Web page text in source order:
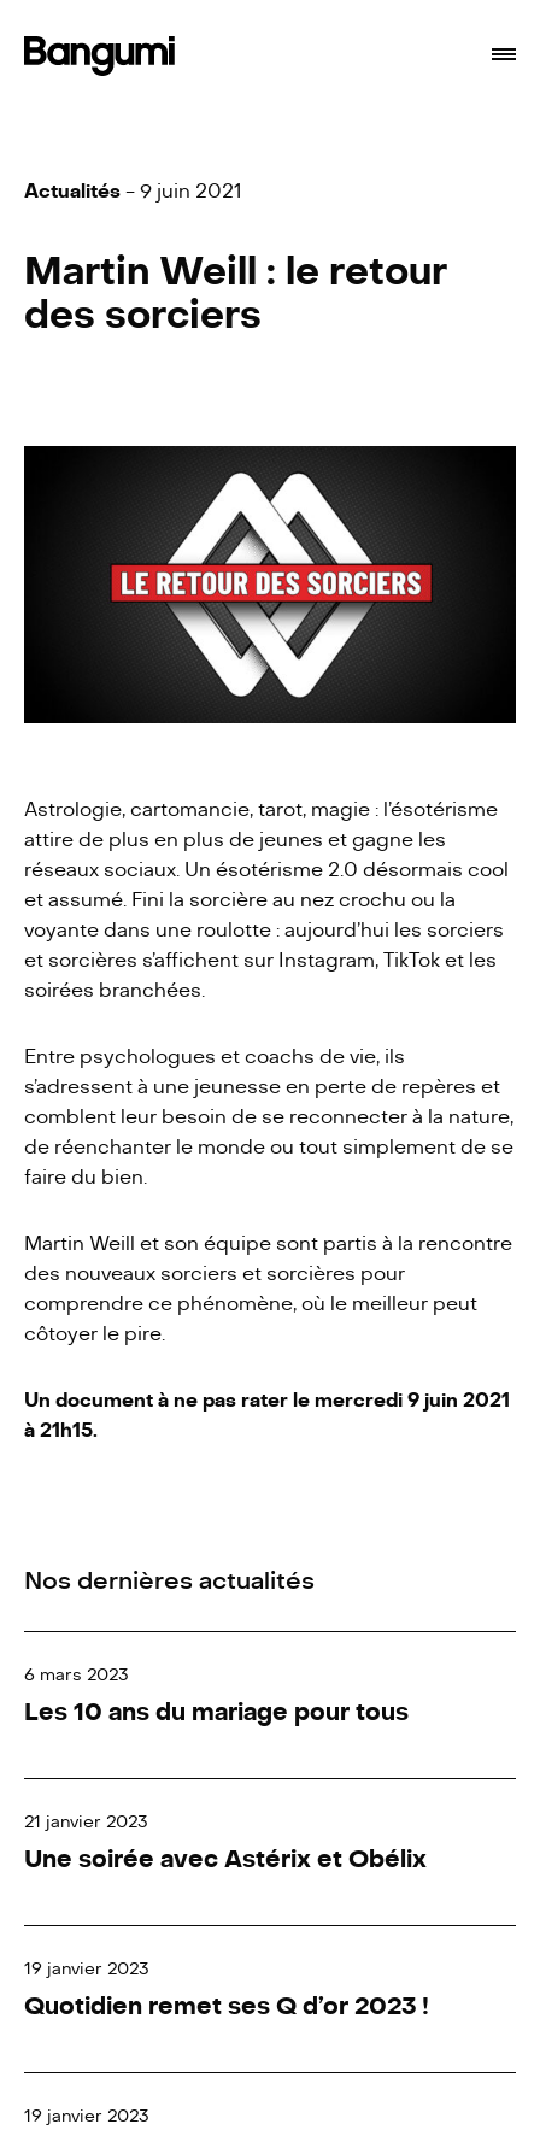
À propos
Branding
Actualités
Contact
Actualités - 9 juin 2021
Martin Weill : le retour
des sorciers
Astrologie, cartomancie, tarot, magie : l’ésotérisme
attire de plus en plus de jeunes et gagne les
réseaux sociaux. Un ésotérisme 2.0 désormais cool
et assumé. Fini la sorcière au nez crochu ou la
voyante dans une roulotte : aujourd’hui les sorciers
et sorcières s’affichent sur Instagram, TikTok et les
soirées branchées.
Entre psychologues et coachs de vie, ils
s’adressent à une jeunesse en perte de repères et
comblent leur besoin de se reconnecter à la nature,
de réenchanter le monde ou tout simplement de se
faire du bien.
Martin Weill et son équipe sont partis à la rencontre
des nouveaux sorciers et sorcières pour
comprendre ce phénomène, où le meilleur peut
côtoyer le pire.
Un document à ne pas rater le mercredi 9 juin 2021
à 21h15.
Nos dernières actualités
6 mars 2023
Les 10 ans du mariage pour tous
21 janvier 2023
Une soirée avec Astérix et Obélix
19 janvier 2023
Quotidien remet ses Q d’or 2023 !
19 janvier 2023